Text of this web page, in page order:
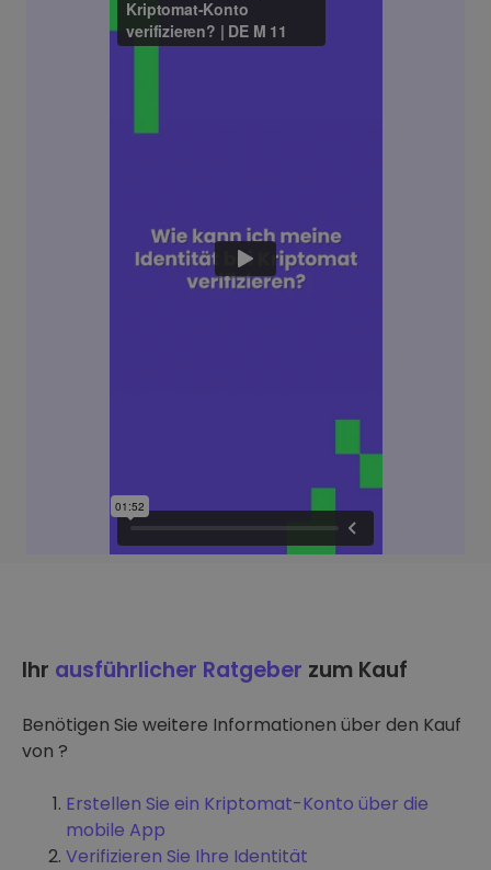
Ihr ausführlicher Ratgeber zum Kauf
Benötigen Sie weitere Informationen über den Kauf
von ?
Erstellen Sie ein Kriptomat-Konto über die
mobile App
Verifizieren Sie Ihre Identität